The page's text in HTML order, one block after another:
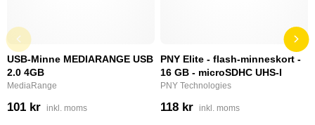
USB-Minne MEDIARANGE USB
2.0 4GB
MediaRange
101 kr inkl. moms
PNY Elite - flash-minneskort -
16 GB - microSDHC UHS-I
PNY Technologies
118 kr inkl. moms